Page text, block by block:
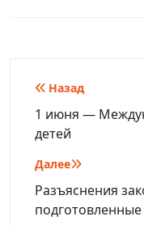
Навигация
по
записям
Назад
1 июня —
детей
Далее
Разъяснения